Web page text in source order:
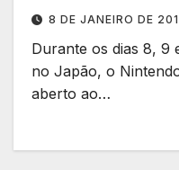
8 DE JANEIRO DE
Durante os dias 8, 9
no Japão, o
aberto ao…